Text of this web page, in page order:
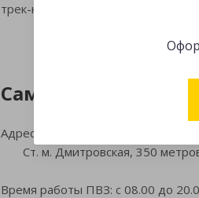
трек-номер курьерской службы)
Самовывоз со
Адрес: 127015, г. Москва,
Ст. м. Дмитровская, 350
Время работы ПВЗ: с 08.00 до